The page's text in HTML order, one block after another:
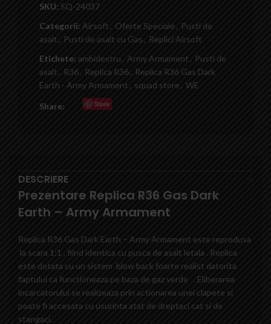
SKU: SQ-24037
Categorii: Airsoft , Oferte Speciale , Pusti de
asalt , Pusti de asalt cu Gas , Replici Airsoft
Etichete: ambidextru, Army Armament, Pusti de
asalt , R36, Replica R36, Replica R36 Gas Dark
Earth - Army Armament , squad store, WE
Share: Save
DESCRIERE
Prezentare Replica R36 Gas Dark
Earth – Army Armament
Replica R36 Gas Dark Earth – Army Armament este reprodusa
la scara 1:1 , fiind identica cu pusca de asalt letala . Replica
este dotata cu un sistem blow back foarte realist datorita
faptului ca functioneaza pe baza de gaz verde . Eliberarea
incarcatorului se realizeaza prin actionarea unei clapete si
poate fi accesata cu usurinta atat de dreptaci cat si de
stangaci.